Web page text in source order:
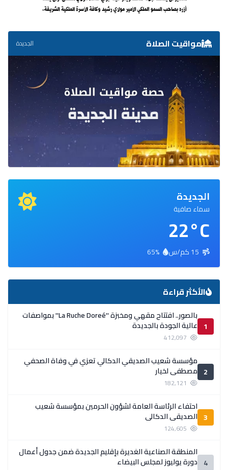
مواقيت الصلاة الجديدة
الجديدة
سماء صافية
22°C
الأكثر قراءة
1
بالصور.. افتتاح مقهي ومخبزة ''La Ruche Doreé'' بمواصفات
عالية الجودة بالجديدة
2
مؤسسة شعيب الصديقي الدكالي تعزي في وفاة الصحفي
مصطفى لخيار
3
احتفاء الرئاسة العامة لشؤون الحرمين بمؤسسة شعيب
الصديقي الدكالي
4
المنطقة الصناعية الغديرة بإقليم الجديدة ضمن جدول أعمال
دورة يوليوز لمجلس البيضاء